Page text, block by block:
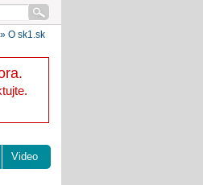
» O sk1.sk
Video